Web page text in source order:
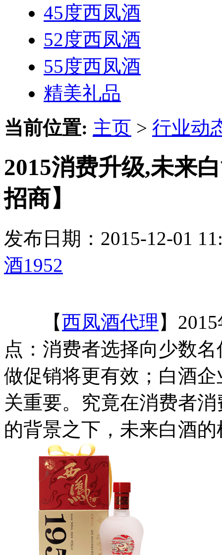
45度西凤酒
52度西凤酒
55度西凤酒
精美礼品
当前位置: 主页 > 行业动
2015消费升级,未来
招商】
发布日期：2015-12-01
酒1952
【西凤酒代理 】
点：消费者选择向少数
做促销将更有效；白酒
关重要。究竟在消费者
的背景之下，未来白酒